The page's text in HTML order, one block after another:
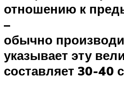
отношению к
–
обычно
указывает эту
составляет 30-40